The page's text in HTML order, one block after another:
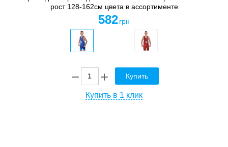
рост 128-162см цвета в ассортименте
582 грн
Купить
Купить в 1 клик